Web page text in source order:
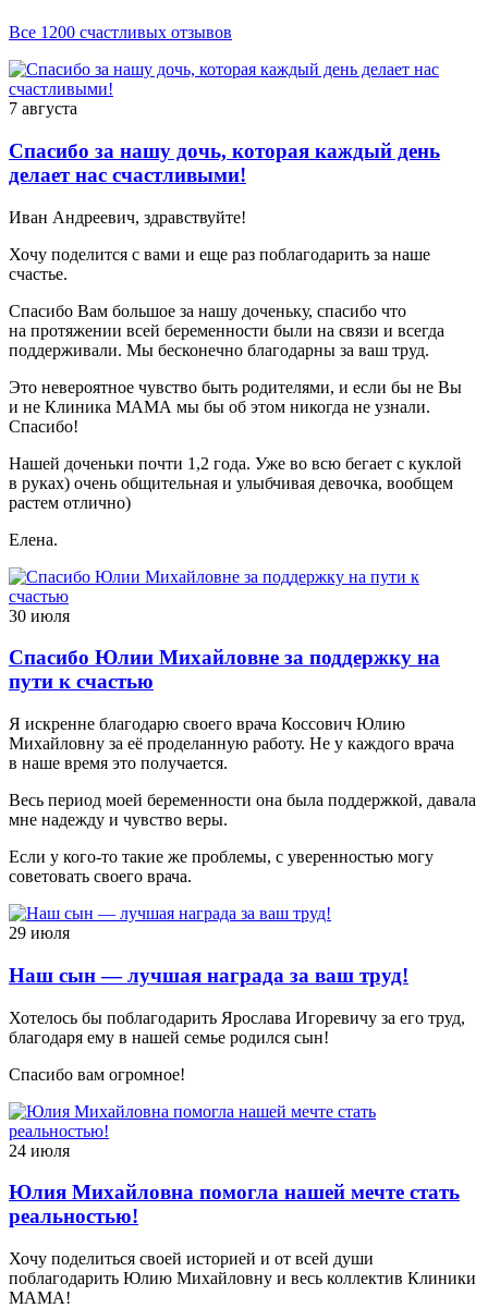
Все 1200 счастливых отзывов
7 августа
Спасибо за нашу дочь, которая каждый день
делает нас счастливыми!
Иван Андреевич, здравствуйте!
Хочу поделится с вами и еще раз поблагодарить за наше
счастье.
Спасибо Вам большое за нашу доченьку, спасибо что
на протяжении всей беременности были на связи и всегда
поддерживали. Мы бесконечно благодарны за ваш труд.
Это невероятное чувство быть родителями, и если бы не Вы
и не Клиника МАМА мы бы об этом никогда не узнали.
Спасибо!
Нашей доченьки почти 1,2 года. Уже во всю бегает с куклой
в руках) очень общительная и улыбчивая девочка, вообщем
растем отлично)
Елена.
30 июля
Спасибо Юлии Михайловне за поддержку на
пути к счастью
Я искренне благодарю своего врача Коссович Юлию
Михайловну за её проделанную работу. Не у каждого врача
в наше время это получается.
Весь период моей беременности она была поддержкой, давала
мне надежду и чувство веры.
Если у кого-то такие же проблемы, с уверенностью могу
советовать своего врача.
29 июля
Наш сын — лучшая награда за ваш труд!
Хотелось бы поблагодарить Ярослава Игоревичу за его труд,
благодаря ему в нашей семье родился сын!
Спасибо вам огромное!
24 июля
Юлия Михайловна помогла нашей мечте стать
реальностью!
Хочу поделиться своей историей и от всей души
поблагодарить Юлию Михайловну и весь коллектив Клиники
МАМА!